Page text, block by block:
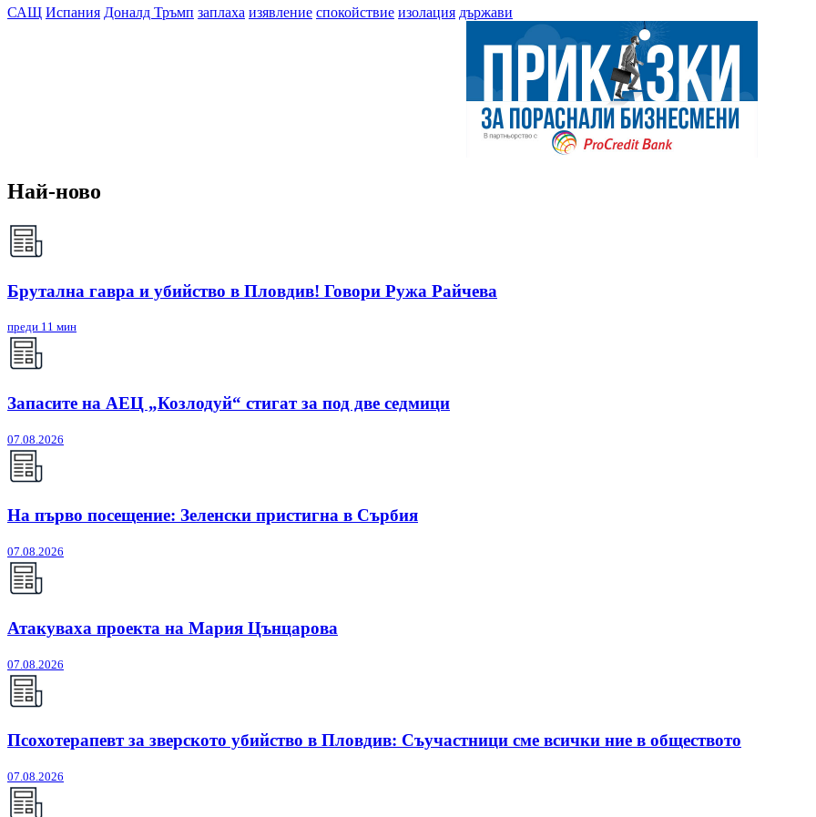
САЩ Испания Доналд Тръмп заплаха изявление спокойствие изолация държави
Най-ново
Брутална гавра и убийство в Пловдив! Говори Ружа Райчева
преди 11 мин
Запасите на АЕЦ „Козлодуй“ стигат за под две седмици
07.08.2026
На първо посещение: Зеленски пристигна в Сърбия
07.08.2026
Атакуваха проекта на Мария Цънцарова
07.08.2026
Псохотерапевт за зверското убийство в Пловдив: Съучастници сме всички ние в обществото
07.08.2026